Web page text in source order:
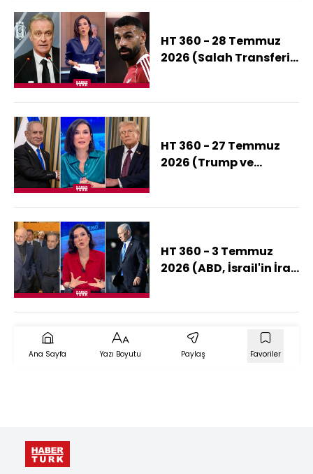
HT 360 - 28 Temmuz
2026 (Salah Transferi
HT 360 - 27 Temmuz
2026 (Trump ve
HT 360 - 3 Temmuz
2026 (ABD, İsrail'in İran
Ana Sayfa Yazı Boyutu Paylaş Favoriler